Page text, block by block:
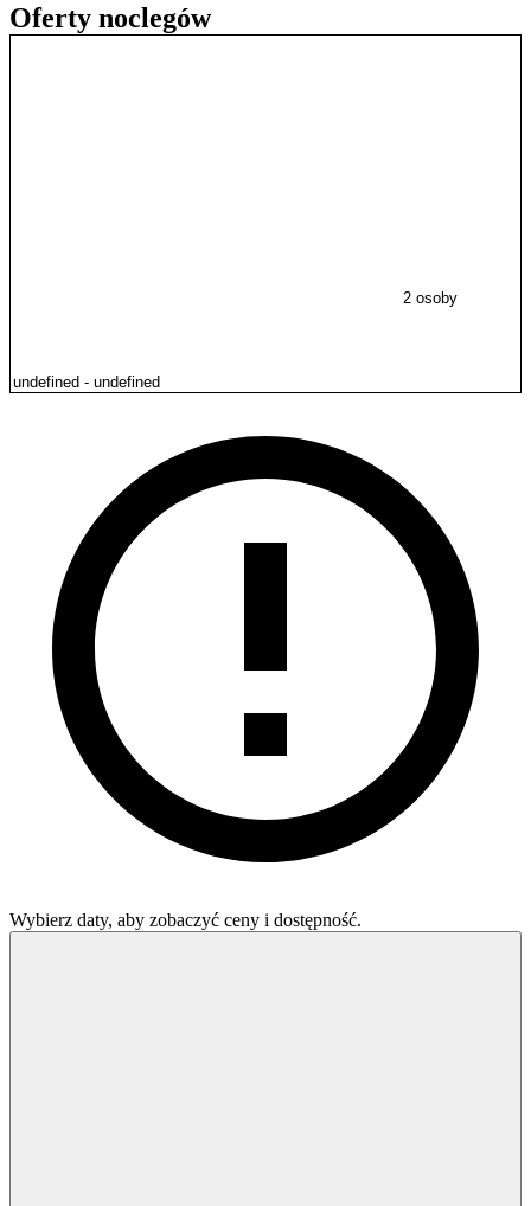
Oferty noclegów
2 osoby
Wybierz daty, aby zobaczyć ceny i dostępność.